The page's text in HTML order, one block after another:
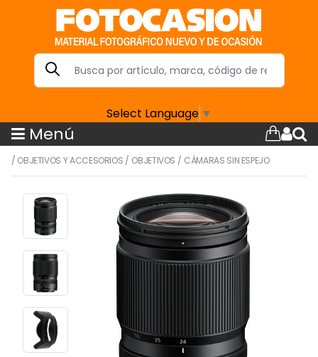
Select Language ▼
Menú
/ OBJETIVOS Y ACCESORIOS / OBJETIVOS / CÁMARAS SIN ESPEJO